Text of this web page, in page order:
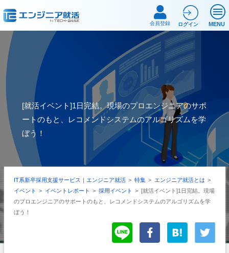
MENU
会員登録 ログイン
[就活イベント]1日完結。現場のプロエンジニアのサポ
ートのもと、レコメンドシステムのアルゴリズムを学
ぼう！
IT系新卒採用支援サービス｜エンジニア就活 > 特集 > エンジニア就活とは >
イベント
> イベントレポート > 採用イベント > [就活イベント]1日完結。現場
のプロエンジニアのサポートのもと、レコメンドシステムのアルゴリズムを学
ぼう！